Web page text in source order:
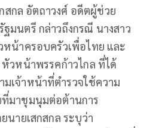
สกล อัตถาวงศ์ อดีตผู้ช่วย
มนตรี กล่าวถึงกรณี นางสาว
น้าครอบครัวเพื่อไทย และ
วหน้าพรรคก้าวไกล ที่ได้
เจ้าหน้าที่ตำรวจใช้ความ
มาชุมนุมต่อต้านการ
นายเสกสกล ระบุว่า